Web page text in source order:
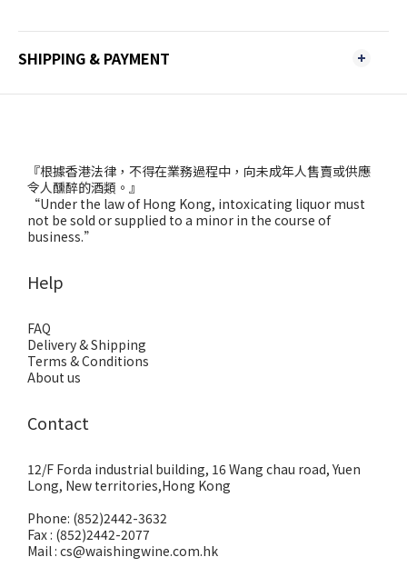
SHIPPING & PAYMENT
『根據香港法律，不得在業務過程中，向未成年人售賣或供應
令人醺醉的酒類。』
“Under the law of Hong Kong, intoxicating liquor must
not be sold or supplied to a minor in the course of
business.”
Help
FAQ
Delivery & Shipping
Terms & Conditions
About us
Contact
12/F Forda industrial building, 16 Wang chau road, Yuen
Long, New territories,Hong Kong
Phone: (852)2442-3632
Fax : (852)2442-2077
Mail : cs@waishingwine.com.hk